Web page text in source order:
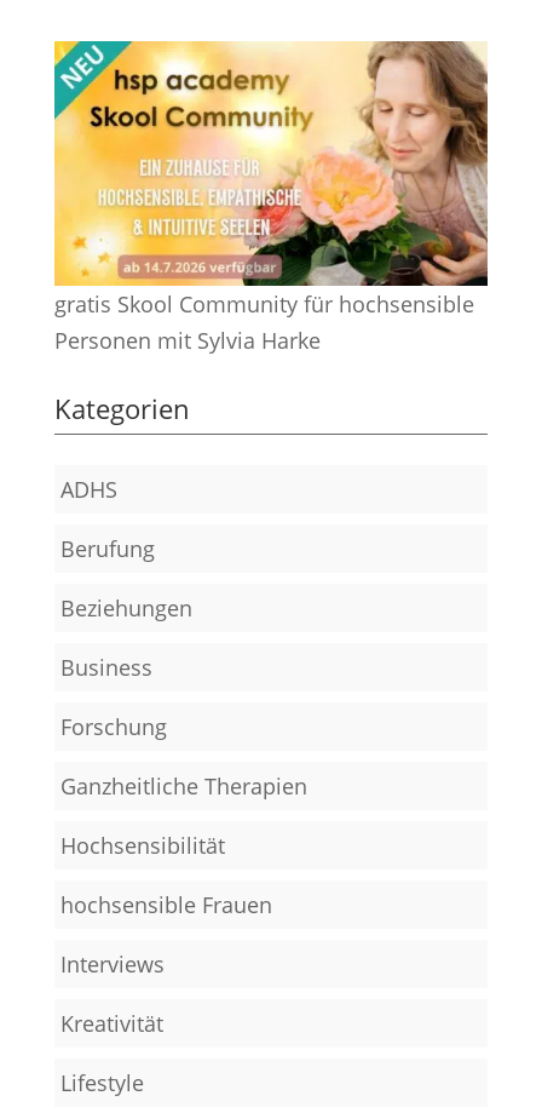
gratis Skool Community für hochsensible
Personen mit Sylvia Harke
Kategorien
ADHS
Berufung
Beziehungen
Business
Forschung
Ganzheitliche Therapien
Hochsensibilität
hochsensible Frauen
Interviews
Kreativität
Lifestyle